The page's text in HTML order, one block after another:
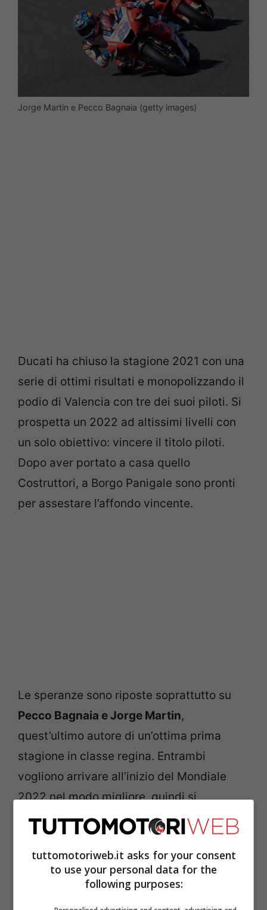
Jorge Martin e Pecco Bagnaia (getty images)
Ducati ha chiuso la stagione 2021 con una
serie di ottimi risultati e monopolizzando il
podio di Valencia con tre dei suoi piloti. Si
prospetta un 2022 ad altissimi livelli con
un solo obiettivo: vincere il titolo piloti.
Dopo aver portato a casa quello
Costruttori, a Borgo Panigale sono pronti
per assestare l’affondo vincente.
Le speranze sono riposte soprattutto su
Pecco Bagnaia e Jorge Martin,
quest’ultimo autore di un’ottima prima
stagione in classe regina. Entrambi
vogliono arrivare all’inizio del Mondiale
2022 nel modo migliore, quindi si
accelerano i tempi anche per un
“tagliando” sanitario. Il pilota Pramac
Ducati, che ha riportato un brutto
incidente a Portimao ad aprile, andrà sotto
tuttomotoriweb.it asks for your consent
to use your personal data for the
following purposes: